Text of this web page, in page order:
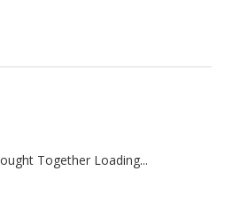
Together Loading...